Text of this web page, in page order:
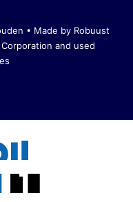
• Made by Robuust
and used